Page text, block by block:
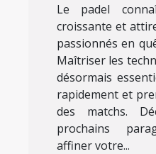
Le padel
croissante et
passionnés en
Maîtriser les
désormais
rapidement et
des matchs.
prochains
affiner votre...